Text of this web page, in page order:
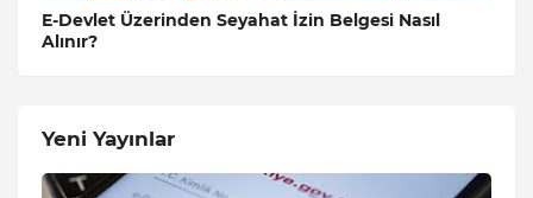
E-Devlet Üzerinden Seyahat İzin Belgesi Nasıl
Alınır?
Yeni Yayınlar